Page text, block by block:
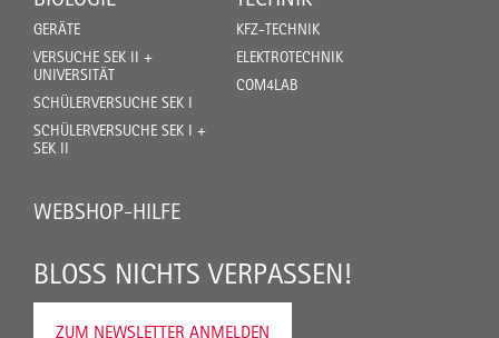
GERÄTE
VERSUCHE SEK II +
UNIVERSITÄT
SCHÜLERVERSUCHE SEK I
SCHÜLERVERSUCHE SEK I +
SEK II
KFZ-TECHNIK
ELEKTROTECHNIK
COM4LAB
WEBSHOP-HILFE
BLOSS NICHTS VERPASSEN!
ZUM NEWSLETTER ANMELDEN